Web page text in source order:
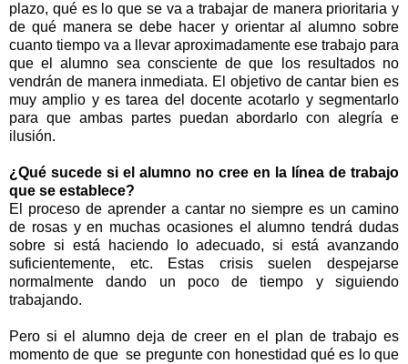
plazo, qué es lo que se va a trabajar de manera prioritaria y
de qué manera se debe hacer y orientar al alumno sobre
cuanto tiempo va a llevar aproximadamente ese trabajo para
que el alumno sea consciente de que los resultados no
vendrán de manera inmediata. El objetivo de cantar bien es
muy amplio y es tarea del docente acotarlo y segmentarlo
para que ambas partes puedan abordarlo con alegría e
ilusión.
¿Qué sucede si el alumno no cree en la línea de trabajo
que se establece?
El proceso de aprender a cantar no siempre es un camino
de rosas y en muchas ocasiones el alumno tendrá dudas
sobre si está haciendo lo adecuado, si está avanzando
suficientemente, etc. Estas crisis suelen despejarse
normalmente dando un poco de tiempo y siguiendo
trabajando.
Pero si el alumno deja de creer en el plan de trabajo es
momento de que se pregunte con honestidad qué es lo que